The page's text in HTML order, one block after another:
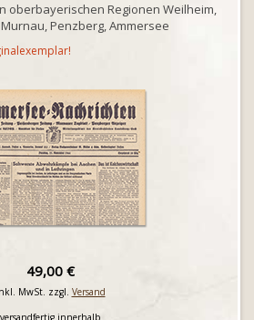
oberbayerischen Regionen Weilheim,
Penzberg, Ammersee
49,00 €
MwSt. zzgl. Versand
versandfertig innerhalb